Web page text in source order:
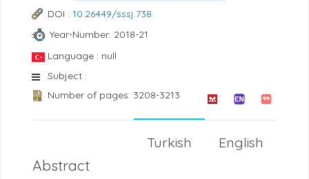
DOI : 10.26449/sssj.738
Year-Number: 2018-21
Language : null
Subject :
Number of pages: 3208-3213
English
Turkish
Abstract